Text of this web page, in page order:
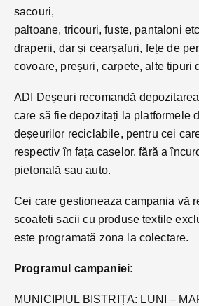
sacouri,
paltoane, tricouri, fuste, pantaloni
draperii, dar și cearșafuri, fețe de
covoare, preșuri, carpete, alte tipuri
ADI Deșeuri recomandă
care să fie depozitați la platformele
deșeurilor reciclabile, pentru cei
respectiv în fața caselor, fără a
pietonală sau auto.
Cei care gestioneaza campania vă
scoateti sacii cu produse textile
este programată zona la colectare.
Programul campaniei:
MUNICIPIUL BISTRIȚA: LUNI –